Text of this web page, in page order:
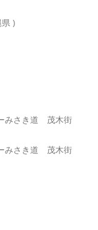
)
みさき道 茂木街
みさき道 茂木街